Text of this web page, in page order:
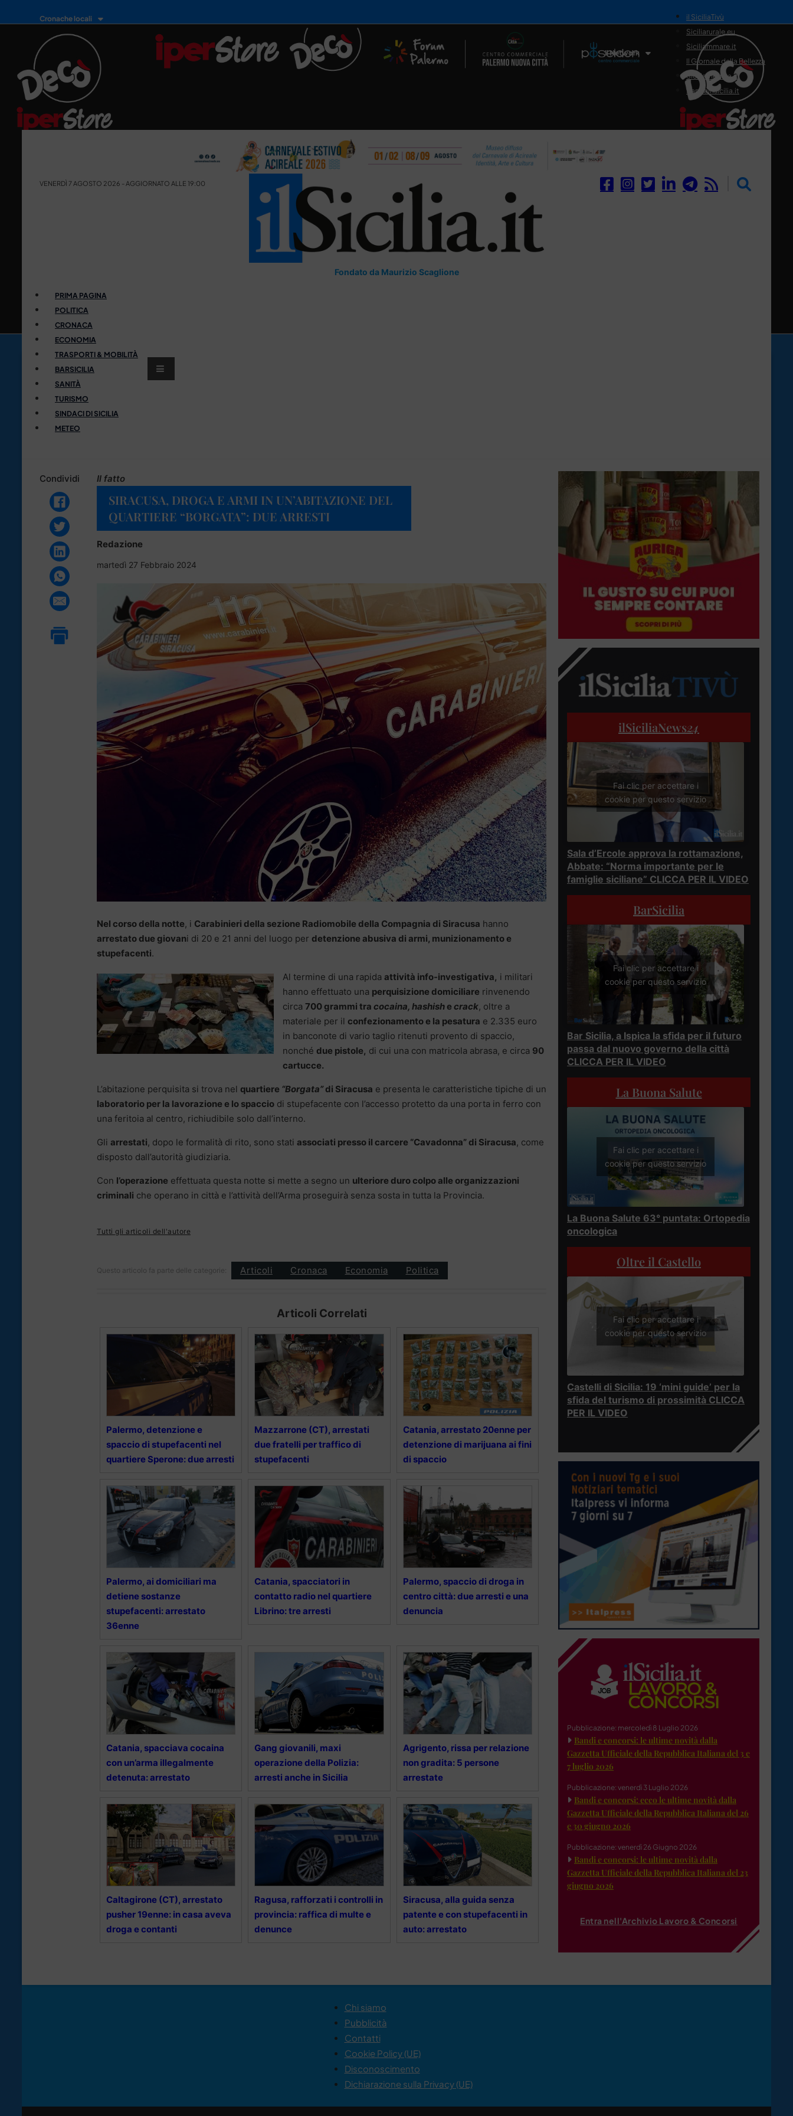
Cronache locali
Il Network
il SiciliaTivù
Siciliarurale.eu
Siciliammare.it
Il Giornale della Bellezza
Siciliamedica.it
Sanitainsicilia.it
VENERDÌ 7 AGOSTO 2026 - AGGIORNATO ALLE 19:00
Fondato da Maurizio Scaglione
PRIMA PAGINA
POLITICA
CRONACA
ECONOMIA
TRASPORTI & MOBILITÀ
BARSICILIA
SANITÀ
TURISMO
SINDACI DI SICILIA
METEO
Condividi Il fatto
SIRACUSA, DROGA E ARMI IN UN’ABITAZIONE DEL
QUARTIERE “BORGATA”: DUE ARRESTI
Redazione
martedì 27 Febbraio 2024
Nel corso della notte, i Carabinieri della sezione Radiomobile della Compagnia di Siracusa hanno
arrestato due giovani di 20 e 21 anni del luogo per detenzione abusiva di armi, munizionamento e
stupefacenti.
Al termine di una rapida attività info-investigativa, i militari
hanno effettuato una perquisizione domiciliare rinvenendo
circa 700 grammi tra cocaina, hashish e crack, oltre a
materiale per il confezionamento e la pesatura e 2.335 euro
in banconote di vario taglio ritenuti provento di spaccio,
nonché due pistole, di cui una con matricola abrasa, e circa 90
cartucce.
L’abitazione perquisita si trova nel quartiere “Borgata”di Siracusa e presenta le caratteristiche tipiche di un
laboratorio per la lavorazione e lo spaccio di stupefacente con l’accesso protetto da una porta in ferro con
una feritoia al centro, richiudibile solo dall’interno.
Gli arrestati, dopo le formalità di rito, sono stati associati presso il carcere “Cavadonna” di Siracusa, come
disposto dall’autorità giudiziaria.
Con l’operazione effettuata questa notte si mette a segno un ulteriore duro colpo alle organizzazioni
criminali che operano in città e l’attività dell’Arma proseguirà senza sosta in tutta la Provincia.
Tutti gli articoli dell'autore
Questo articolo fa parte delle categorie: Articoli Cronaca Economia Politica
Articoli Correlati
Palermo, detenzione e
spaccio di stupefacenti nel
quartiere Sperone: due arresti
Mazzarrone (CT), arrestati
due fratelli per traffico di
stupefacenti
Catania, arrestato 20enne per
detenzione di marijuana ai fini
di spaccio
Palermo, ai domiciliari ma
detiene sostanze
stupefacenti: arrestato
36enne
Catania, spacciatori in
contatto radio nel quartiere
Librino: tre arresti
Palermo, spaccio di droga in
centro città: due arresti e una
denuncia
Catania, spacciava cocaina
con un’arma illegalmente
detenuta: arrestato
Gang giovanili, maxi
operazione della Polizia:
arresti anche in Sicilia
Agrigento, rissa per relazione
non gradita: 5 persone
arrestate
Caltagirone (CT), arrestato
pusher 19enne: in casa aveva
droga e contanti
Ragusa, rafforzati i controlli in
provincia: raffica di multe e
denunce
Siracusa, alla guida senza
patente e con stupefacenti in
auto: arrestato
ilSiciliaNews24
Fai clic per accettare i
cookie per questo servizio
Sala d’Ercole approva la rottamazione,
Abbate: “Norma importante per le
famiglie siciliane” CLICCA PER IL VIDEO
BarSicilia
Fai clic per accettare i
cookie per questo servizio
Bar Sicilia, a Ispica la sfida per il futuro
passa dal nuovo governo della città
CLICCA PER IL VIDEO
La Buona Salute
Fai clic per accettare i
cookie per questo servizio
La Buona Salute 63° puntata: Ortopedia
oncologica
Oltre il Castello
Fai clic per accettare i
cookie per questo servizio
Castelli di Sicilia: 19 ‘mini guide’ per la
sfida del turismo di prossimità CLICCA
PER IL VIDEO
Pubblicazione: mercoledì 8 Luglio 2026
Bandi e concorsi: le ultime novità dalla
Gazzetta Ufficiale della Repubblica Italiana del 3 e
7 luglio 2026
Pubblicazione: venerdì 3 Luglio 2026
Bandi e concorsi: ecco le ultime novità dalla
Gazzetta Ufficiale della Repubblica Italiana del 26
e 30 giugno 2026
Pubblicazione: venerdì 26 Giugno 2026
Bandi e concorsi: le ultime novità dalla
Gazzetta Ufficiale della Repubblica Italiana del 23
giugno 2026
Entra nell'Archivio Lavoro & Concorsi
Chi siamo
Pubblicità
Contatti
Cookie Policy (UE)
Disconoscimento
Dichiarazione sulla Privacy (UE)